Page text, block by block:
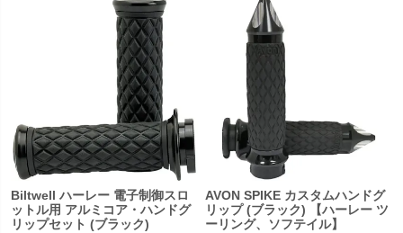
Biltwell ハーレー 電子制御スロ
ットル用 アルミコア・ハンドグ
リップセット (ブラック)
AVON SPIKE カスタムハンドグ
リップ (ブラック) 【ハーレー ツ
ーリング、ソフテイル】